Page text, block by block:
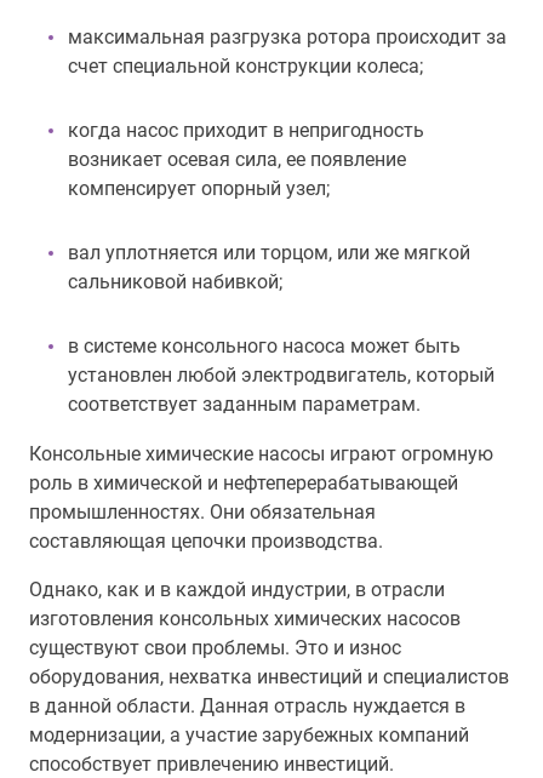
максимальная разгрузка ротора происходит за
счет специальной конструкции колеса;
когда насос приходит в непригодность
возникает осевая сила, ее появление
компенсирует опорный узел;
вал уплотняется или торцом, или же мягкой
сальниковой набивкой;
в системе консольного насоса может быть
установлен любой электродвигатель, который
соответствует заданным параметрам.
Консольные химические насосы играют огромную
роль в химической и нефтеперерабатывающей
промышленностях. Они обязательная
составляющая цепочки производства.
Однако, как и в каждой индустрии, в отрасли
изготовления консольных химических насосов
существуют свои проблемы. Это и износ
оборудования, нехватка инвестиций и специалистов
в данной области. Данная отрасль нуждается в
модернизации, а участие зарубежных компаний
способствует привлечению инвестиций.